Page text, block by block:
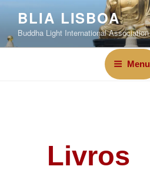
BLIA LISBOA
Buddha Light International Association
Menu
Livros